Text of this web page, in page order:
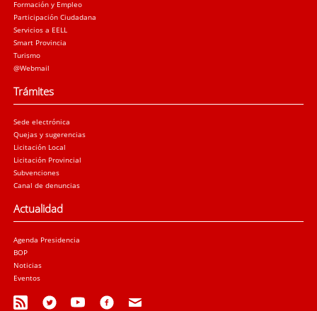
Formación y Empleo
Participación Ciudadana
Servicios a EELL
Smart Provincia
Turismo
@Webmail
Trámites
Sede electrónica
Quejas y sugerencias
Licitación Local
Licitación Provincial
Subvenciones
Canal de denuncias
Actualidad
Agenda Presidencia
BOP
Noticias
Eventos